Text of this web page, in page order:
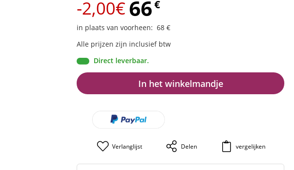
-2,00€66€
in plaats van voorheen: 68 €
Alle prijzen zijn inclusief btw
Direct leverbaar.
In het winkelmandje
Verlanglijst Delen vergelijken